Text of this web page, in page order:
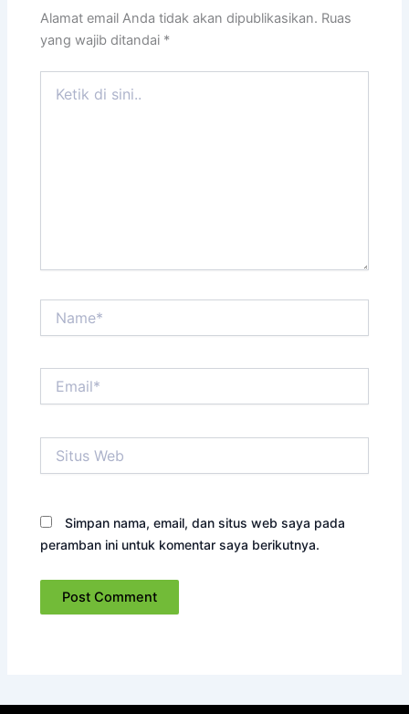
Alamat email Anda tidak akan dipublikasikan. Ruas
yang wajib ditandai *
Web
Simpan nama, email, dan situs web saya pada
peramban ini untuk komentar saya berikutnya.